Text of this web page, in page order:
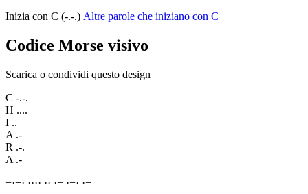
Inizia con C (-.-.) Altre parole che iniziano con C
Codice Morse visivo
Scarica o condividi questo design
C -.-.
H ....
I ..
A .-
R .-.
A .-
−·−· ···· ·· ·− ·−· ·−